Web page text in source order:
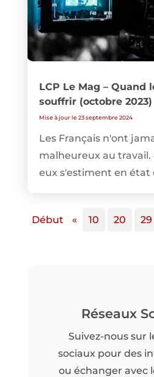
LCP Le Mag – Quand
souffrir (octobre 2023)
Mise à jour le 23 septembre 2024
Les Français n'ont
malheureux au travail.
eux s'estiment en état
Début « 10 20 29
Réseaux
Suivez-nous sur
sociaux pour des
ou échanger avec